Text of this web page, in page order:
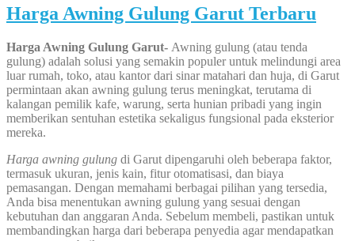
Harga Awning Gulung Garut Terbaru
Harga Awning Gulung Garut- Awning gulung (atau tenda
gulung) adalah solusi yang semakin populer untuk melindungi area
luar rumah, toko, atau kantor dari sinar matahari dan huja, di Garut
permintaan akan awning gulung terus meningkat, terutama di
kalangan pemilik kafe, warung, serta hunian pribadi yang ingin
memberikan sentuhan estetika sekaligus fungsional pada eksterior
mereka.
Harga awning gulung di Garut dipengaruhi oleh beberapa faktor,
termasuk ukuran, jenis kain, fitur otomatisasi, dan biaya
pemasangan. Dengan memahami berbagai pilihan yang tersedia,
Anda bisa menentukan awning gulung yang sesuai dengan
kebutuhan dan anggaran Anda. Sebelum membeli, pastikan untuk
membandingkan harga dari beberapa penyedia agar mendapatkan